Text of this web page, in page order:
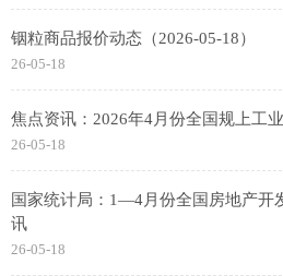
铟粒商品报价动态（2026-05-18）
26-05-18
焦点资讯：2026年4月份全国规上工
26-05-18
国家统计局：1—4月份全国房地产开
讯
26-05-18